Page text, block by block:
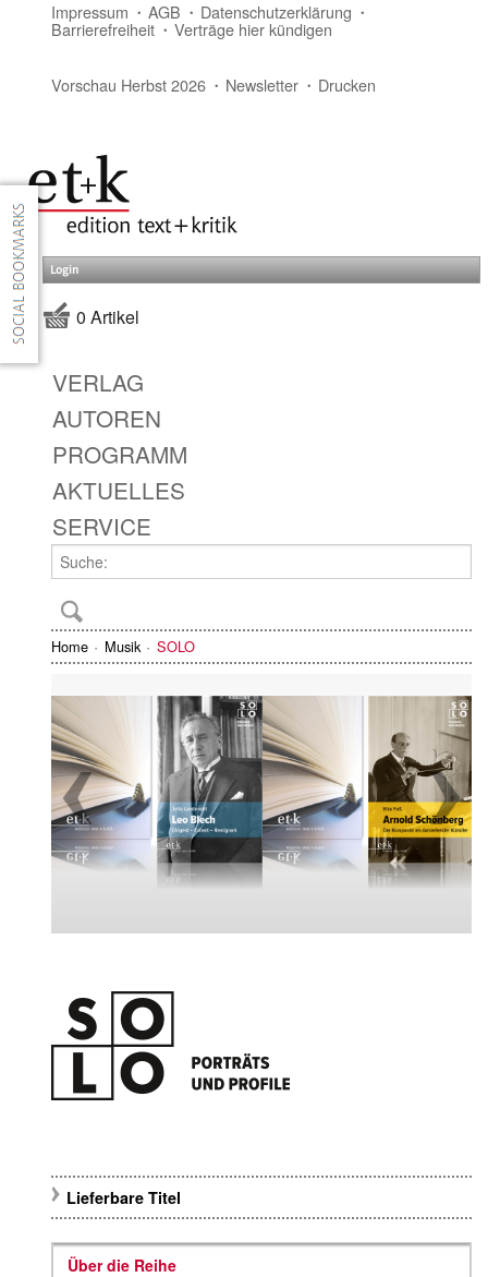
Impressum AGB Datenschutzerklärung
Barrierefreiheit Verträge hier kündigen
Vorschau Herbst 2026 Newsletter Drucken
Login
0 Artikel
VERLAG
AUTOREN
PROGRAMM
AKTUELLES
SERVICE
Home Musik SOLO
Lieferbare Titel
Über die Reihe